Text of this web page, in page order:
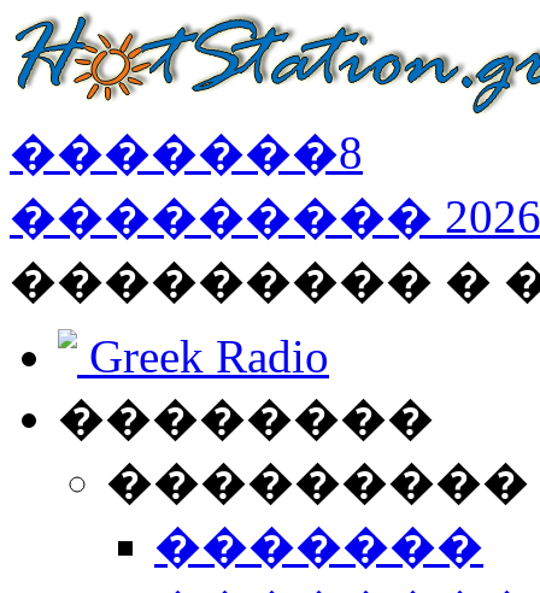
�������8
��������� 2026
��������� �
Greek Radio
��������
�������